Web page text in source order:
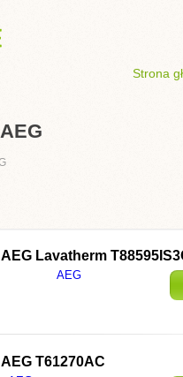
Strona
AEG Lavatherm
AEG
AEG T61270AC